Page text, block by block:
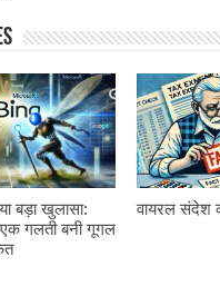
बड़ा खुलासा:
एक गलती बनी गूगल
वायरल संदेश